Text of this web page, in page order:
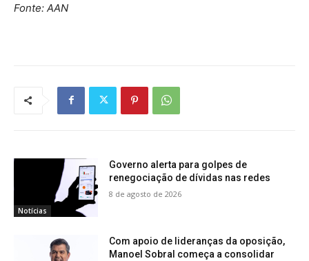
Fonte: AAN
Notícias
Governo alerta para golpes de
renegociação de dívidas nas redes
8 de agosto de 2026
Com apoio de lideranças da oposição,
Manoel Sobral começa a consolidar